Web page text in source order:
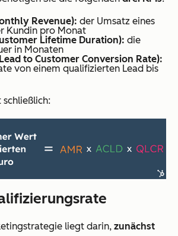
Revenue): der Umsatz eines
Kundin pro Monat
Lifetime Duration): die
in Monaten
to Customer Conversion Rate):
von einem qualifizierten Lead bis
schließlich:
liegt darin, zunächst